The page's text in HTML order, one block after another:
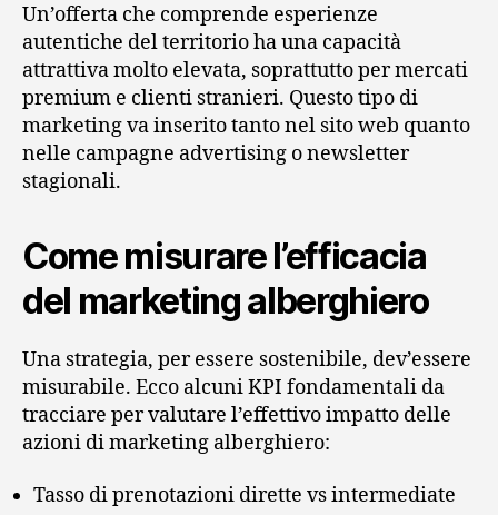
Un’offerta che comprende esperienze
autentiche del territorio ha una capacità
attrattiva molto elevata, soprattutto per mercati
premium e clienti stranieri. Questo tipo di
marketing va inserito tanto nel sito web quanto
nelle campagne advertising o newsletter
stagionali.
Come misurare l’efficacia
del marketing alberghiero
Una strategia, per essere sostenibile, dev’essere
misurabile. Ecco alcuni KPI fondamentali da
tracciare per valutare l’effettivo impatto delle
azioni di marketing alberghiero:
Tasso di prenotazioni dirette vs intermediate